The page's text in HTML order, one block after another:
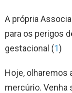
A própria
para os perigos
gestacional (1)
Hoje, olharemos
mercúrio. Venha